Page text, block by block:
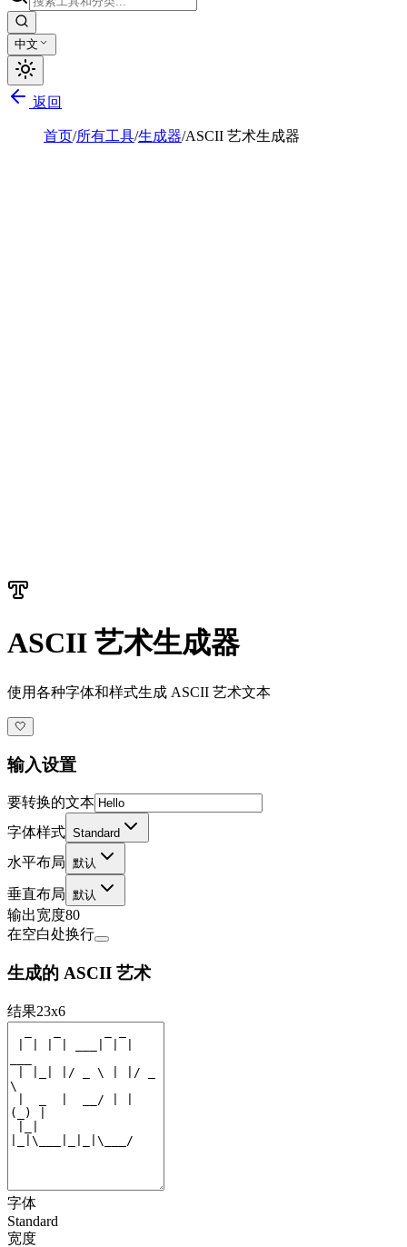
中文
返回
首页/所有工具/生成器/ASCII 艺术生成器
ASCII 艺术生成器
使用各种字体和样式生成 ASCII 艺术文本
🤍
输入设置
要转换的文本
字体样式 Standard
水平布局 默认
垂直布局 默认
输出宽度80
在空白处换行
生成的 ASCII 艺术
结果23x6
字体
Standard
宽度